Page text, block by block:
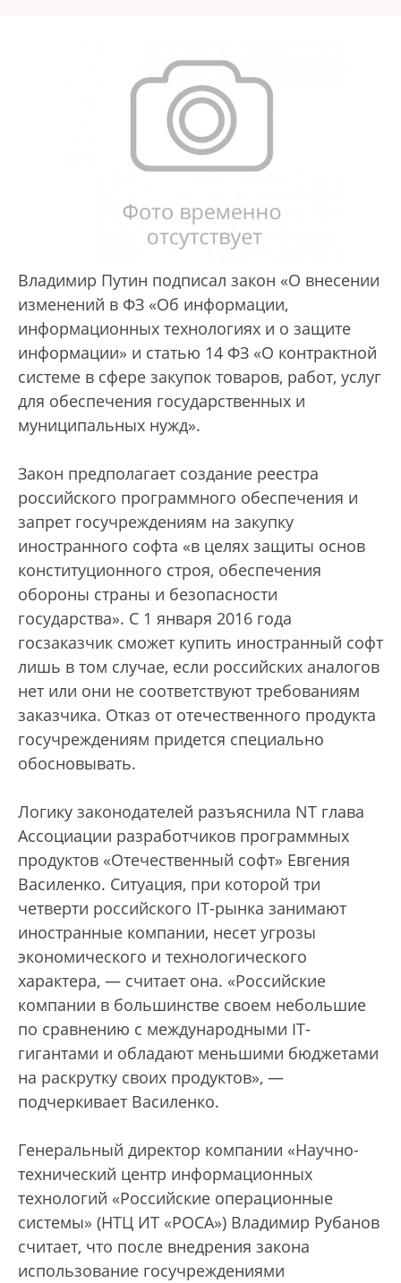
Владимир Путин подписал закон «О внесении
изменений в ФЗ «Об информации,
информационных технологиях и о защите
информации» и статью 14 ФЗ «О контрактной
системе в сфере закупок товаров, работ, услуг
для обеспечения государственных и
муниципальных нужд».
Закон предполагает создание реестра
российского программного обеспечения и
запрет госучреждениям на закупку
иностранного софта «в целях защиты основ
конституционного строя, обеспечения
обороны страны и безопасности
государства». С 1 января 2016 года
госзаказчик сможет купить иностранный софт
лишь в том случае, если российских аналогов
нет или они не соответствуют требованиям
заказчика. Отказ от отечественного продукта
госучреждениям придется специально
обосновывать.
Логику законодателей разъяснила NT глава
Ассоциации разработчиков программных
продуктов «Отечественный софт» Евгения
Василенко. Ситуация, при которой три
четверти российского IT-рынка занимают
иностранные компании, несет угрозы
экономического и технологического
характера, — считает она. «Российские
компании в большинстве своем небольшие
по сравнению с международными IT-
гигантами и обладают меньшими бюджетами
на раскрутку своих продуктов», —
подчеркивает Василенко.
Генеральный директор компании «Научно-
технический центр информационных
технологий «Российские операционные
системы» (НТЦ ИТ «РОСА») Владимир Рубанов
считает, что после внедрения закона
использование госучреждениями